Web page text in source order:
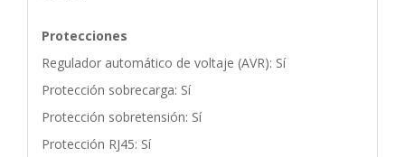
Protecciones
Regulador automático de voltaje (AVR): Sí
Protección sobrecarga: Sí
Protección sobretensión: Sí
Protección RJ45: Sí